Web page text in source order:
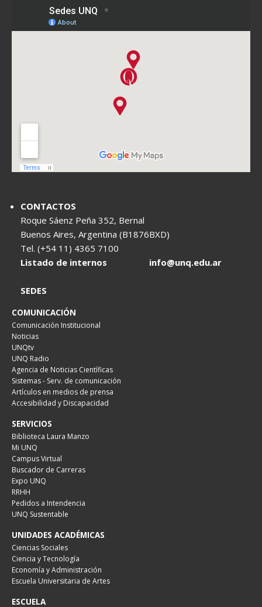
CONTACTOS
Roque Sáenz Peña 352, Bernal
Buenos Aires, Argentina (B1876BXD)
Tel. (+54 11) 4365 7100
Listado de internos
info@unq.edu.ar
SEDES
COMUNICACIÓN
Comunicación Institucional
Noticias
UNQtv
UNQ Radio
Agencia de Noticias Científicas
Sistemas - Serv. de comunicación
Artículos en medios de prensa
Accesibilidad y Discapacidad
SERVICIOS
Biblioteca Laura Manzo
Mi UNQ
Campus Virtual
Buscador de Carreras
Expo UNQ
RRHH
Pedidos a Intendencia
UNQ Sustentable
UNIDADES ACADÉMICAS
Ciencias Sociales
Ciencia y Tecnología
Economía y Administración
Escuela Universitaria de Artes
ESCUELA